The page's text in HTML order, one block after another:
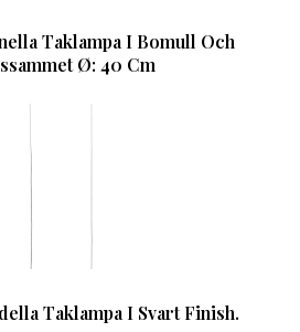
Taklampa I Bomull Och
Ø: 40 Cm
Taklampa I Svart Finish.